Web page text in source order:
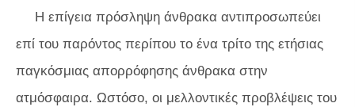
Η επίγεια πρόσληψη άνθρακα αντιπροσωπεύει
επί του παρόντος περίπου το ένα τρίτο της ετήσιας
παγκόσμιας απορρόφησης άνθρακα στην
ατμόσφαιρα. Ωστόσο, οι μελλοντικές προβλέψεις του